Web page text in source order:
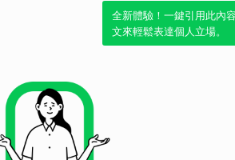
全新體驗！一鍵引用此內
文來輕鬆表達個人立場。